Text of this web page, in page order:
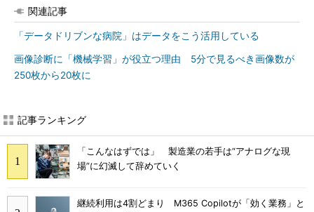
関連記事
「データドリブンな病院」はデータをこう活用している
画像診断に「機械学習」が役立つ理由 5分で見るべき画像数が
250枚から20枚に
記事ランキング
「こんなはずでは」 製造業の若手は“アナログな現
場”に幻滅して辞めていく
継続利用は4割どまり M365 Copilotが「効く業務」と